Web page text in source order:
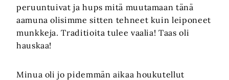
peruuntuivat ja hups mitä muutamaan tänä
aamuna olisimme sitten tehneet kuin leiponeet
munkkeja. Traditioita tulee vaalia! Taas oli
hauskaa!
Minua oli jo pidemmän aikaa houkutellut